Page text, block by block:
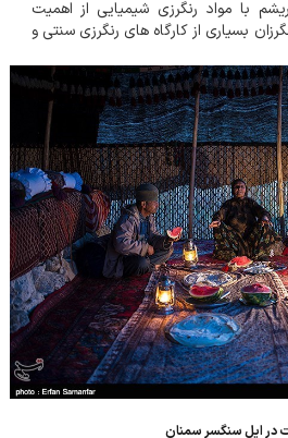
با مواد رنگرزی شیمیایی از اهمیت
بسیاری از کارگاه های رنگرزی سنتی و
در ايل سنگسر سمنان